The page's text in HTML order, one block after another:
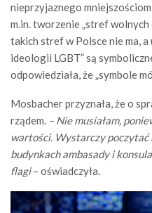
nieprzyjaznego
m.in. tworzenie „stref wolnych
takich stref w Polsce nie ma,
ideologii LGBT” są
odpowiedziała, że „symbole
Mosbacher przyznała, że o
rządem. – Nie musiałam,
wartości. Wystarczy poczytać
budynkach ambasady i
flagi– oświadczyła.